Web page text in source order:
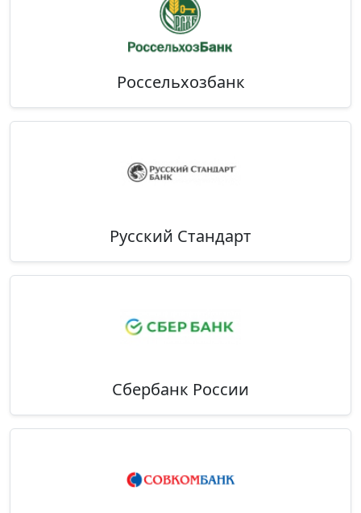
Россельхозбанк
Русский Стандарт
Сбербанк России